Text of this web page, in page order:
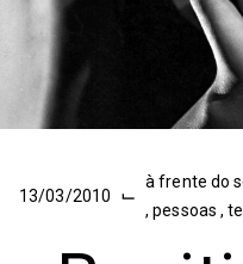
13/03/2010 ⌙
à frente do
,pessoas,